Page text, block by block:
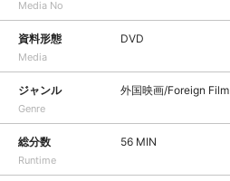
Media No
資料形態
Media
DVD
ジャンル
Genre
外国映画/Foreign Film
総分数
Runtime
56 MIN